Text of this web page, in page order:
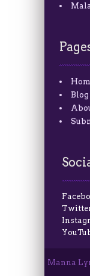
Blog
Manna